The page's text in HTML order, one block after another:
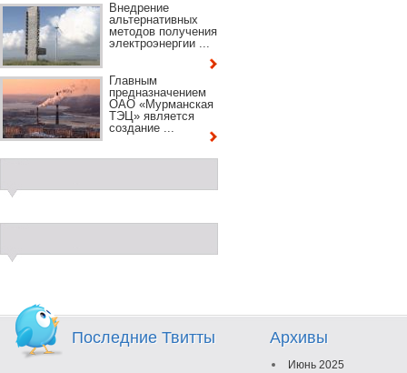
Внедрение
альтернативных
методов получения
электроэнергии ...
Главным
предназначением
ОАО «Мурманская
ТЭЦ» является
создание ...
Последние Твитты Архивы
Июнь 2025